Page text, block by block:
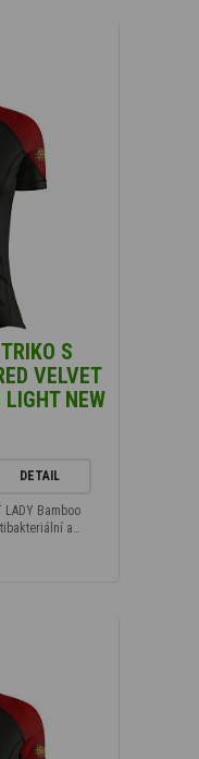
S
VELVET
LIGHT NEW
DETAIL
LADY Bamboo
a…